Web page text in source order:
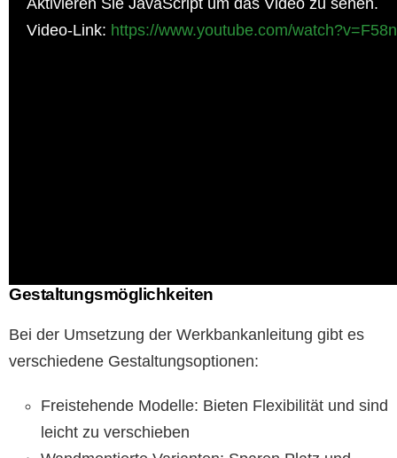
Aktivieren Sie JavaScript um das Video zu sehen.
Video-Link: https://www.youtube.com/
Gestaltungsmöglichkeiten
Bei der Umsetzung der Werkbankanleitung gibt es
verschiedene Gestaltungsoptionen:
Freistehende Modelle: Bieten Flexibilität und sind
leicht zu verschieben